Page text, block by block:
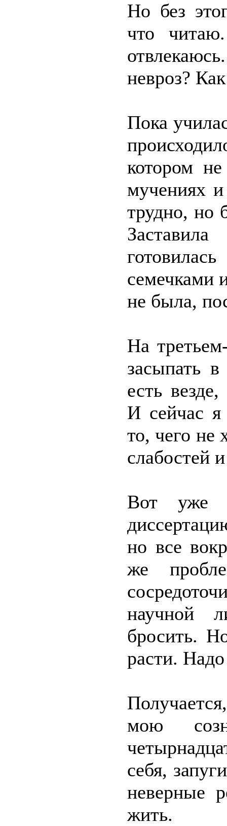
Но без
что
невроз?
Пока
котором
мучениях
трудно, но
семечками
не была,
На
засыпать
есть
И сейчас я
то, чего не
слабостей
Вот уже
но все
же
научной
бросить.
расти. Надо
мою
себя,
неверные
жить.